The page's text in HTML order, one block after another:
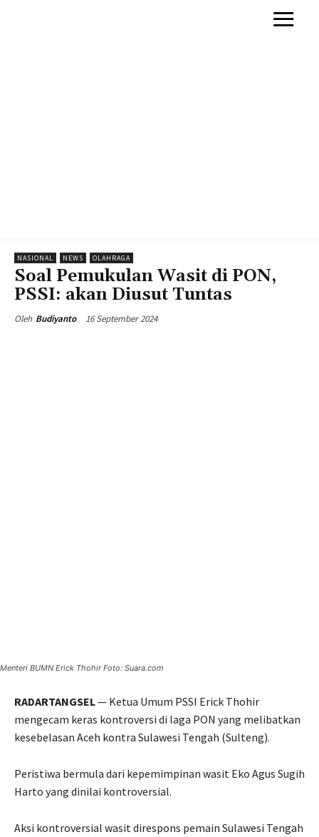
NASIONAL NEWS OLAHRAGA
Soal Pemukulan Wasit di PON,
PSSI: akan Diusut Tuntas
Oleh Budiyanto 16 September 2024
Menteri BUMN Erick Thohir Foto: Suara.com
RADARTANGSEL— Ketua Umum PSSI Erick Thohir
mengecam keras kontroversi di laga PON yang melibatkan
kesebelasan Aceh kontra Sulawesi Tengah (Sulteng).
Peristiwa bermula dari kepemimpinan wasit Eko Agus Sugih
Harto yang dinilai kontroversial.
Aksi kontroversial wasit direspons pemain Sulawesi Tengah